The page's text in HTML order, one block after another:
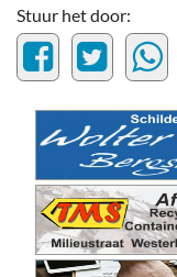
Stuur het door: